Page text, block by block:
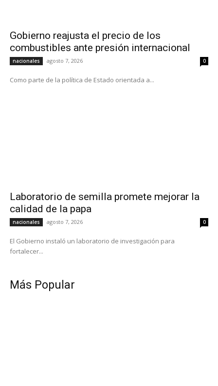
Gobierno reajusta el precio de los
combustibles ante presión internacional
nacionales agosto 7, 2026 0
Como parte de la política de Estado orientada a...
Laboratorio de semilla promete mejorar la
calidad de la papa
nacionales agosto 7, 2026 0
El Gobierno instaló un laboratorio de investigación para
fortalecer...
Más Popular